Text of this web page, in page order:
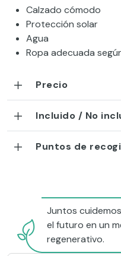
Calzado cómodo
Protección solar
Agua
Ropa adecuada
Precio
Incluido / No
Puntos de
Juntos
el futuro en un
regenerativo.